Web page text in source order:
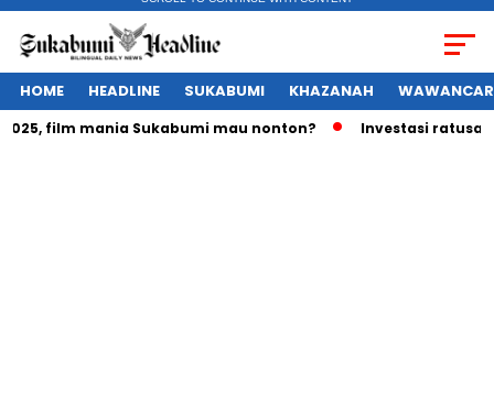
HOME HEADLINE SUKABUMI KHAZANAH
film mania Sukabumi mau nonton? Investasi ratusan